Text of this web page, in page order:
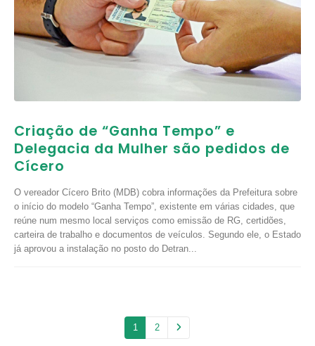
Criação de “Ganha Tempo” e
Delegacia da Mulher são pedidos de
Cícero
O vereador Cícero Brito (MDB) cobra informações da Prefeitura sobre
o início do modelo “Ganha Tempo”, existente em várias cidades, que
reúne num mesmo local serviços como emissão de RG, certidões,
carteira de trabalho e documentos de veículos. Segundo ele, o Estado
já aprovou a instalação no posto do Detran...
1 2